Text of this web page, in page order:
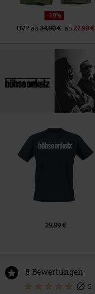
-19%
UVP ab34,90 € ab 27,99 €
29,99 €
8 Bewertungen
5